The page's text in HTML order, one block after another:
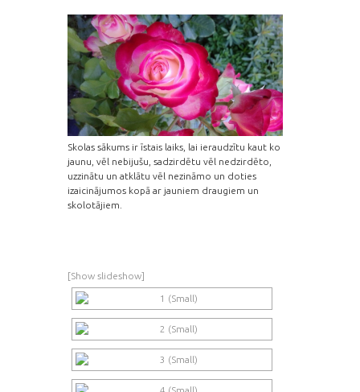
Skolas sākums ir īstais laiks, lai ieraudzītu kaut ko
jaunu, vēl nebijušu, sadzirdētu vēl nedzirdēto,
uzzinātu un atklātu vēl nezināmo un doties
izaicinājumos kopā ar jauniem draugiem un
skolotājiem.
[Show slideshow]